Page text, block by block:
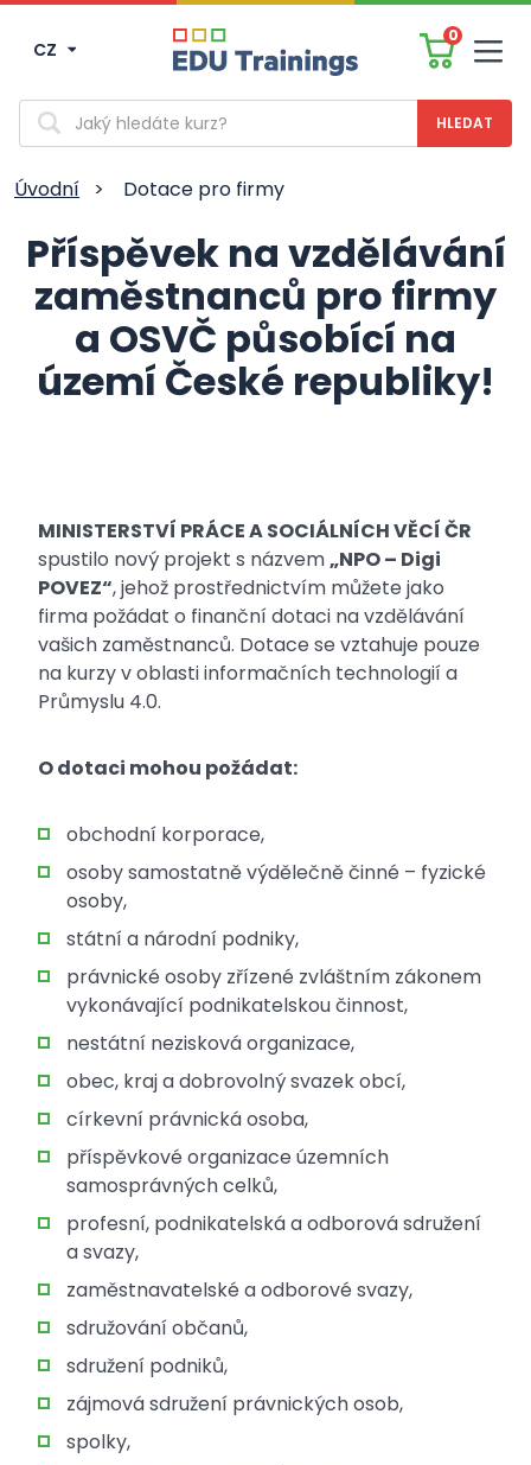
CZ
0
Vyhledávání
Úvodní > Dotace pro firmy
Příspěvek na vzdělávání
zaměstnanců pro firmy
a OSVČ působící na
území České republiky!
MINISTERSTVÍ PRÁCE A SOCIÁLNÍCH VĚCÍ ČR
spustilo nový projekt s názvem„NPO – Digi
POVEZ“, jehož prostřednictvím můžete jako
firma požádat o finanční dotaci na vzdělávání
vašich zaměstnanců. Dotace se vztahuje pouze
na kurzy v oblasti informačních technologií a
Průmyslu 4.0.
O dotaci mohou požádat:
obchodní korporace,
osoby samostatně výdělečně činné – fyzické
osoby,
státní a národní podniky,
právnické osoby zřízené zvláštním zákonem
vykonávající podnikatelskou činnost,
nestátní nezisková organizace,
obec, kraj a dobrovolný svazek obcí,
církevní právnická osoba,
příspěvkové organizace územních
samosprávných celků,
profesní, podnikatelská a odborová sdružení
a svazy,
zaměstnavatelské a odborové svazy,
sdružování občanů,
sdružení podniků,
zájmová sdružení právnických osob,
spolky,